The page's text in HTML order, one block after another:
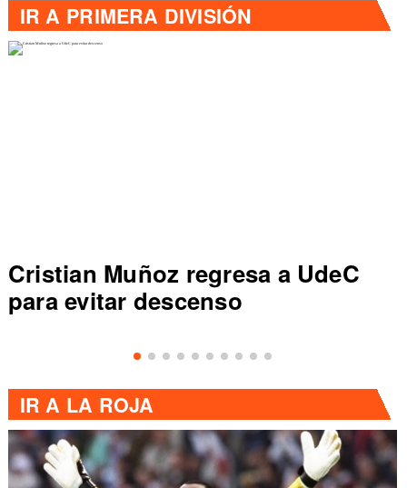
IR A PRIMERA DIVISIÓN
Cristian Muñoz regresa a UdeC
para evitar descenso
IR A LA ROJA